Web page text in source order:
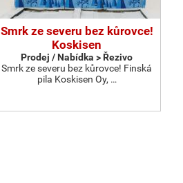
Smrk ze severu bez kůrovce!
Koskisen
Prodej / Nabídka > Řezivo
Smrk ze severu bez kůrovce! Finská
pila Koskisen Oy, …